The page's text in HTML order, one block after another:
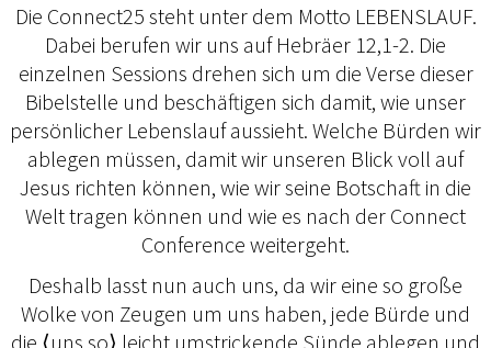
Die Connect25 steht unter dem Motto LEBENSLAUF.
Dabei berufen wir uns auf Hebräer 12,1-2. Die
einzelnen Sessions drehen sich um die Verse dieser
Bibelstelle und beschäftigen sich damit, wie unser
persönlicher Lebenslauf aussieht. Welche Bürden wir
ablegen müssen, damit wir unseren Blick voll auf
Jesus richten können, wie wir seine Botschaft in die
Welt tragen können und wie es nach der Connect
Conference weitergeht.
Deshalb lasst nun auch uns, da wir eine so große
Wolke von Zeugen um uns haben, jede Bürde und
die ⟨uns so⟩ leicht umstrickende Sünde ablegen und